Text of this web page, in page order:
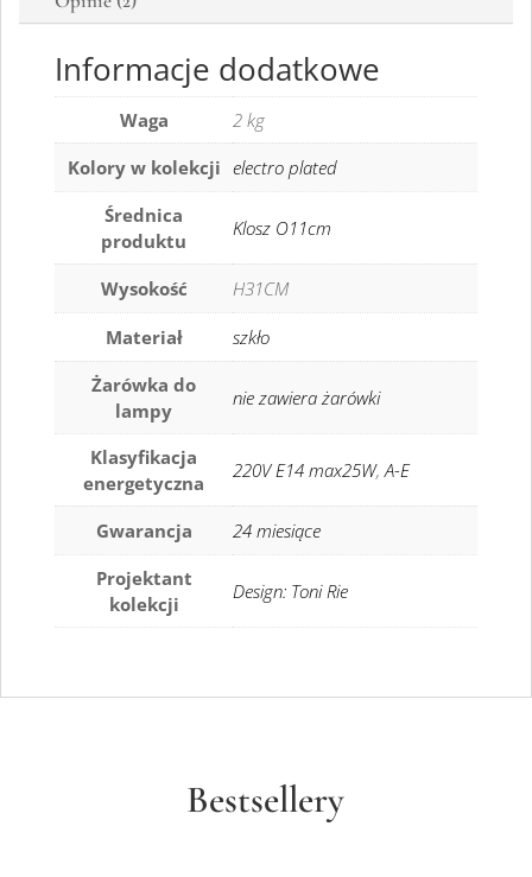
Informacje dodatkowe
Waga
2 kg
Kolory w kolekcji electro plated
Średnica
produktu
Klosz O11cm
Wysokość H31CM
Materiał
szkło
Żarówka do
lampy
nie zawiera żarówki
Klasyfikacja
energetyczna
220V E14 max25W,A-E
Gwarancja
24 miesiące
Projektant
kolekcji
Design: Toni Rie
Bestsellery